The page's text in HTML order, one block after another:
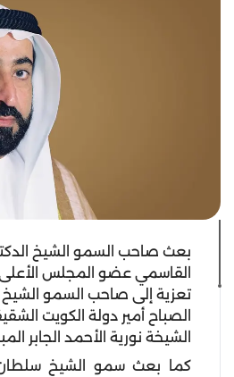
بعث صاحب السمو الشيخ
القاسمي عضو المجلس الأعلى
تعزية إلى صاحب السمو الشيخ
الصباح أمير دولة الكويت
الشيخة نورية الأحمد الجابر
كما بعث سمو الشيخ